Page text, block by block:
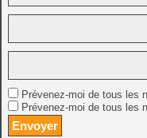
Prévenez-moi de tous les
Prévenez-moi de tous les